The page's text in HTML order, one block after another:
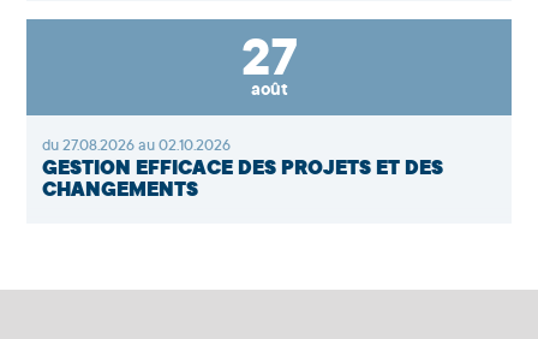
27
août
du 27.08.2026 au 02.10.2026
GESTION EFFICACE DES PROJETS ET DES
CHANGEMENTS